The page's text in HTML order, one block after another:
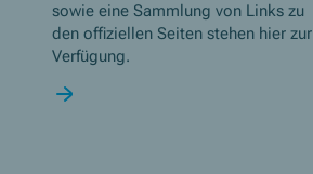
sowie eine Sammlung von Links zu
den offiziellen Seiten stehen hier zur
Verfügung.